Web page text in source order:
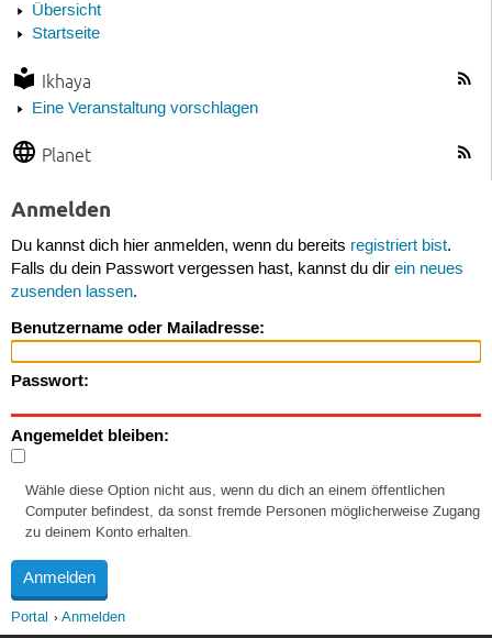
Übersicht
Startseite
Ikhaya
Eine Veranstaltung vorschlagen
Planet
Anmelden
Du kannst dich hier anmelden, wenn du bereits registriert bist.
Falls du dein Passwort vergessen hast, kannst du dir ein neues
zusenden lassen.
Benutzername oder Mailadresse:
Passwort:
Angemeldet bleiben:
Wähle diese Option nicht aus, wenn du dich an einem öffentlichen
Computer befindest, da sonst fremde Personen möglicherweise Zugang
zu deinem Konto erhalten.
Portal Anmelden